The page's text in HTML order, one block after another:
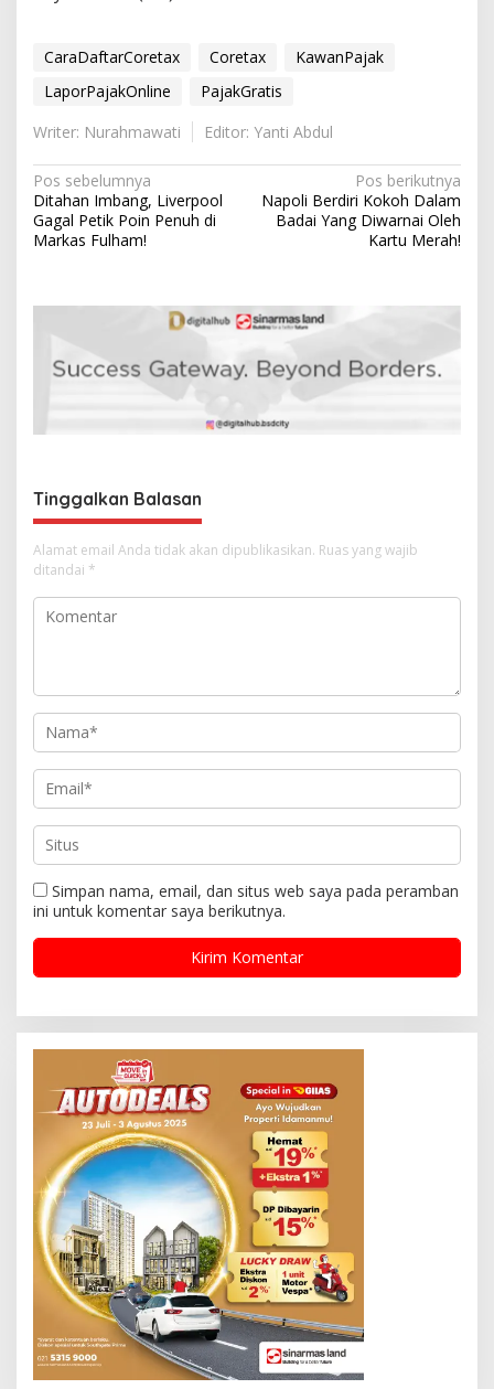
CaraDaftarCoretax Coretax
KawanPajak
LaporPajakOnline
PajakGratis
Writer: Nurahmawati
Editor: Yanti Abdul
N
a
v
g
p
s
Pos sebelumnya
Ditahan Imbang, Liverpool
Gagal Petik Poin Penuh di
Markas Fulham!
Pos berikutnya
Napoli Berdiri Kokoh Dalam
Badai Yang Diwarnai Oleh
Kartu Merah!
Tinggalkan Balasan
Alamat email Anda tidak akan dipublikasikan. Ruas yang wajib
ditandai *
Simpan nama, email, dan situs web saya pada peramban
ini untuk komentar saya berikutnya.